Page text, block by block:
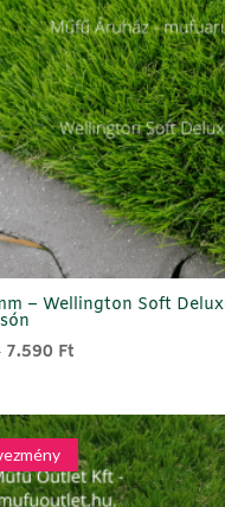
– Wellington Soft
Original
15.990 Ft.
7.590 FtCurrent
7.590 Ft.